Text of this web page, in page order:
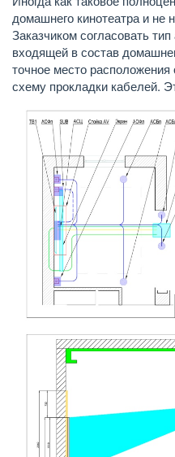
домашнего кинотеатра и не
Заказчиком согласовать
входящей в состав
точное место
схему прокладки кабелей.